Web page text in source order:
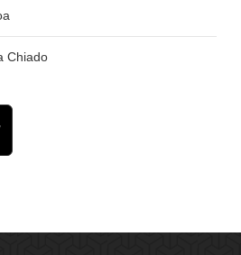
Chiado